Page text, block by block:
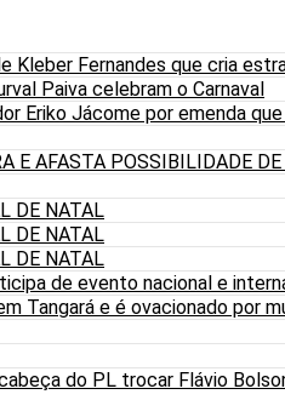
Kleber Fernandes que cria
Paiva celebram o Carnaval
Eriko Jácome por emenda
E AFASTA POSSIBILIDADE
DE NATAL
DE NATAL
DE NATAL
de evento nacional e
Tangará e é ovacionado por
do PL trocar Flávio